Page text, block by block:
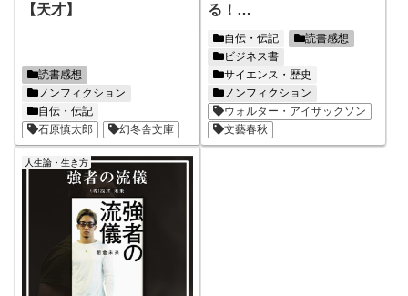
【天才】
読書感想
ノンフィクション
自伝・伝記
石原慎太郎
幻冬舎文庫
る！
【レオナルド・ダ・ヴィ
ンチ】
自伝・伝記
読書感想
ビジネス書
サイエンス・歴史
ノンフィクション
ウォルター・アイザックソン
文藝春秋
人生論・生き方